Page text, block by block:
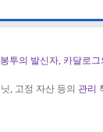
투의 발신자, 카달로
, 고정 자산 등의 관리